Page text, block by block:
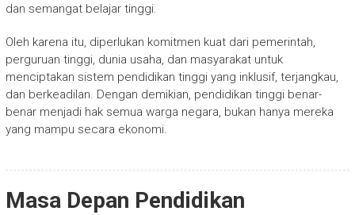
dan semangat belajar tinggi.
Oleh karena itu, diperlukan komitmen kuat dari pemerintah,
perguruan tinggi, dunia usaha, dan masyarakat untuk
menciptakan sistem pendidikan tinggi yang inklusif, terjangkau,
dan berkeadilan. Dengan demikian, pendidikan tinggi benar-
benar menjadi hak semua warga negara, bukan hanya mereka
yang mampu secara ekonomi.
Masa Depan Pendidikan